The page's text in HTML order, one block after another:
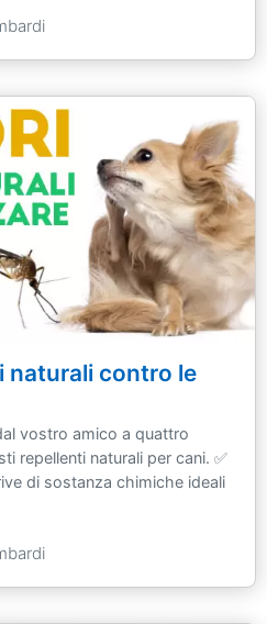
naturali contro le
vostro amico a quattro
repellenti naturali per cani. ✅
di sostanza chimiche ideali